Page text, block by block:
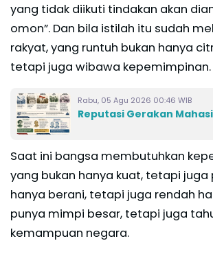
yang tidak diikuti tindakan akan
omon”. Dan bila istilah itu sudah
rakyat, yang runtuh bukan hanya
tetapi juga wibawa kepemimpinan.
Rabu, 05 Agu 2026 00:46 WIB
Reputasi Gerakan
Saat ini bangsa membutuhkan
yang bukan hanya kuat, tetapi juga
hanya berani, tetapi juga rendah
punya mimpi besar, tetapi juga
kemampuan negara.